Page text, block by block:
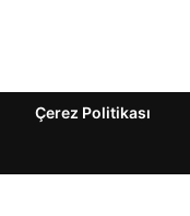
Çerez Politikası